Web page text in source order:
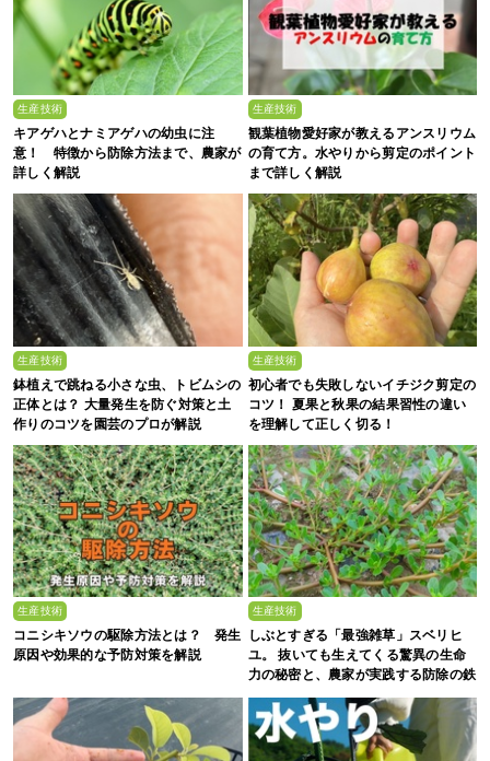
生産技術
キアゲハとナミアゲハの幼虫に注
意！ 特徴から防除方法まで、農家が
詳しく解説
生産技術
観葉植物愛好家が教えるアンスリウム
の育て方。水やりから剪定のポイント
まで詳しく解説
生産技術
鉢植えで跳ねる小さな虫、トビムシの
正体とは？ 大量発生を防ぐ対策と土
作りのコツを園芸のプロが解説
生産技術
初心者でも失敗しないイチジク剪定の
コツ！ 夏果と秋果の結果習性の違い
を理解して正しく切る！
生産技術
コニシキソウの駆除方法とは？ 発生
原因や効果的な予防対策を解説
生産技術
しぶとすぎる「最強雑草」スベリヒ
ユ。 抜いても生えてくる驚異の生命
力の秘密と、農家が実践する防除の鉄
則